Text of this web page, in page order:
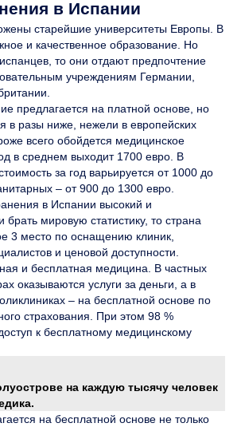
в Испании
старейшие университеты Европы. В
и качественное образование. Но
то они отдают предпочтение
учреждениям Германии,
предлагается на платной основе, но
в разы ниже, нежели в европейских
всего обойдется медицинское
в среднем выходит 1700 евро. В
за год варьируется от 1000 до
– от 900 до 1300 евро.
в Испании высокий и
брать мировую статистику, то страна
3 место по оснащению клиник,
и ценовой доступности.
и бесплатная медицина. В частных
оказываются услуги за деньги, а в
– на бесплатной основе по
страхования. При этом 98 %
к бесплатному медицинскому
на каждую тысячу человек
на бесплатной основе не только